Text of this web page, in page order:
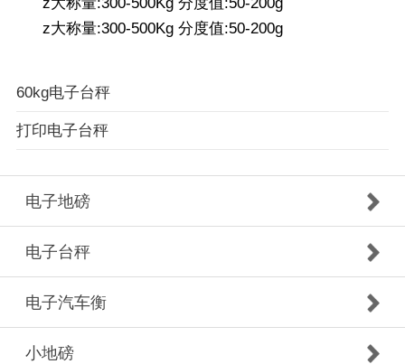
z大称量:300-500Kg 分度值:50-200g
60kg电子台秤
打印电子台秤
电子地磅
电子台秤
电子汽车衡
小地磅